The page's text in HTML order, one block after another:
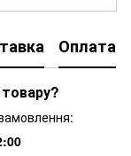
Оплата